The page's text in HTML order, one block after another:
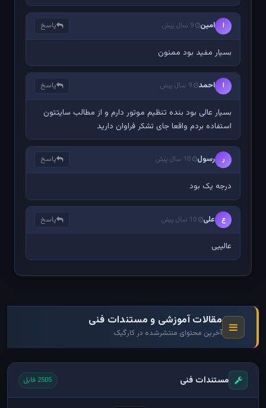
ا امین 9 سال پیش پاسخ
بسیار مفید بود ممنون
ا احمد 9 سال پیش پاسخ
بسیار عالی بود بنده تنظیم موتور دارم و از مطالب سایتتون
استفاده بردم واقعا جای تشکر فراوان دارید
ر رسول 10 سال پیش پاسخ
درجه یک بود
ع علی 10 سال پیش پاسخ
عالییی
مقالات آموزشی و مستندات فنی
آخرین محتوای منتشرشده در کارگیک
مستندات فنی 2505 فایل